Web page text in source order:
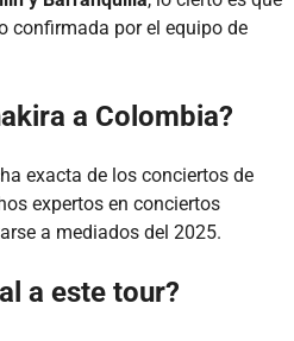
confirmada por el equipo de
a Colombia?
exacta de los conciertos de
expertos en conciertos
a mediados del 2025.
a este tour?